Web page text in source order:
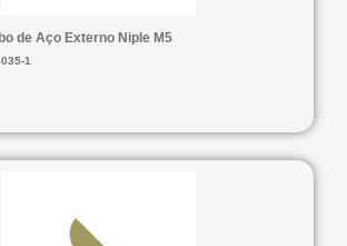
de Aço Externo Niple M5
1